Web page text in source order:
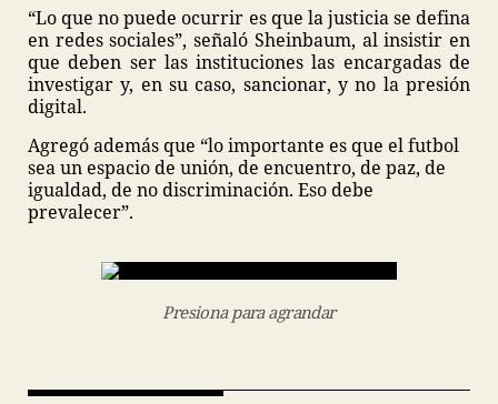
“Lo que no puede ocurrir es que la justicia se defina
en redes sociales”, señaló Sheinbaum, al insistir en
que deben ser las instituciones las encargadas de
investigar y, en su caso, sancionar, y no la presión
digital.
Agregó además que “lo importante es que el futbol
sea un espacio de unión, de encuentro, de paz, de
igualdad, de no discriminación. Eso debe
prevalecer”.
Presiona para agrandar